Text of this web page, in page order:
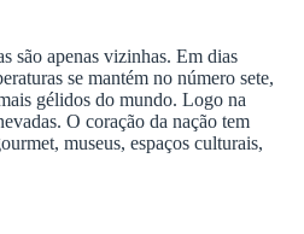
são apenas vizinhas. Em dias
se mantém no número sete,
gélidos do mundo. Logo na
O coração da nação tem
museus, espaços culturais,